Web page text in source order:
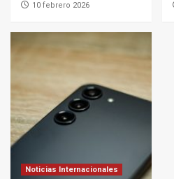
10 febrero 2026
Noticias Internacionales